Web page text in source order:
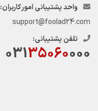
واحد پشتیبانی امور کاربران:
support@foolad24.com
تلفن پشتیبانی:
03135060000